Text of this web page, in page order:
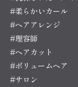
#柔らかいカール
#ヘアアレンジ
#理容師
#ヘアカット
#ボリュームヘア
#サロン